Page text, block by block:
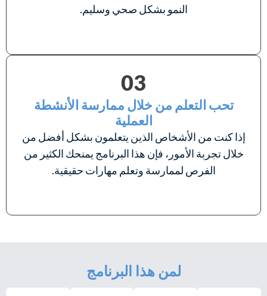
النمو بشكل صحي وسليم.
03
تحب التعلم من خلال ممارسة الأنشطة
العملية
إذا كنت من الأشخاص الذين يتعلمون بشكل أفضل من
خلال تجربة الأمور، فإن هذا البرنامج يمنحك الكثير من
الفرص لممارسة وتعلم مهارات حقيقية.
لمن هذا البرنامج